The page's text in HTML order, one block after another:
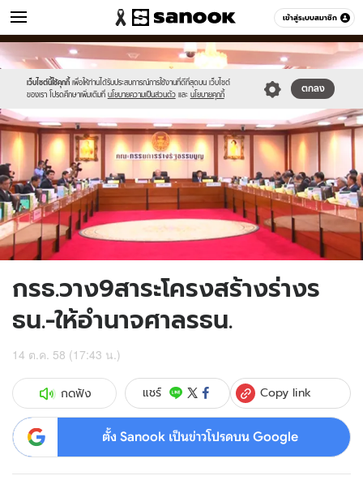
เข้าสู่ระบบสมาชิก
ข่าว หมวดอื่นๆ
เว็บไซต์นี้ใช้คุกกี้ เพื่อให้ท่านได้รับประสบการณ์การใช้งานที่ดีที่สุดบน เว็บไซต์
ของเรา โปรดศึกษาเพิ่มเติมที่ นโยบายความเป็นส่วนตัว และ นโยบายคุกกี้
ตกลง
//s.isanook.com/sr/0/images/logo-
new-
sanook.png
//s.isanook.com/ns/0/ud/376/1882530/652432-
01.jpg
กรธ.วาง9สาระโครงสร้างร่างร
ธน.-ให้อำนาจศาลรธน.
14 ต.ค. 58 (17:43 น.)
กดฟัง แชร์ Copy link
ตั้ง Sanook เป็นข่าวโปรดบน Google